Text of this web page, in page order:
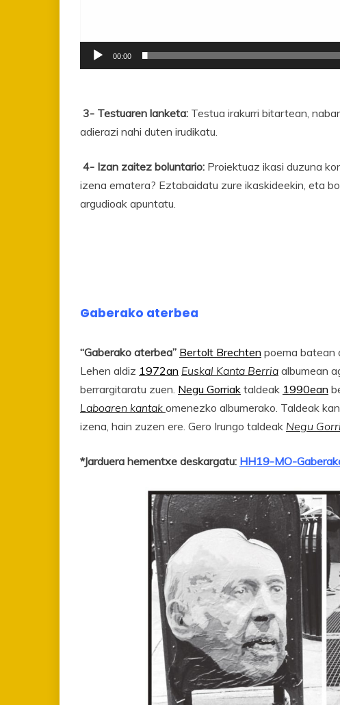
00:00
3- Testuaren lanketa: Testua irakurri bitartean,
adierazi nahi duten irudikatu.
4- Izan zaitez boluntario: Proiektuaz ikasi duzuna
izena ematera? Eztabaidatu zure ikaskideekin, eta
argudioak apuntatu.
Gaberako aterbea
“Gaberako aterbea” Bertolt Brechten poema batean
Lehen aldiz 1972an Euskal Kanta Berria albumean
berrargitaratu zuen. Negu Gorriak taldeak 1990ean
Laboaren kantak omenezko albumerako. Taldeak
izena, hain zuzen ere. Gero Irungo taldeak Negu
*Jarduera hementxe deskargatu: HH19-MO-